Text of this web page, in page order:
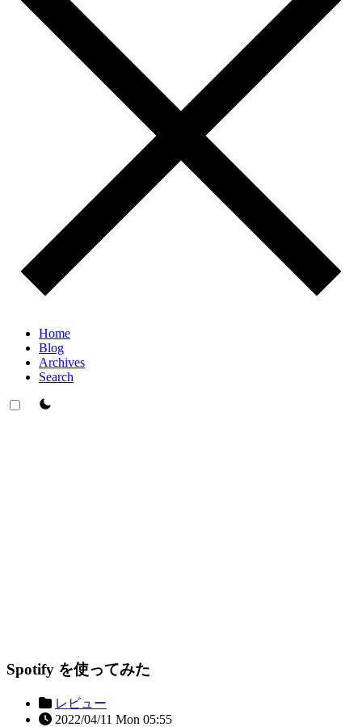
Home
Blog
Archives
Search
theme switcher
Spotify を使ってみた
レビュー
2022/04/11 Mon 05:55